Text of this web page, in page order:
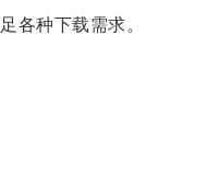
种下载需求。